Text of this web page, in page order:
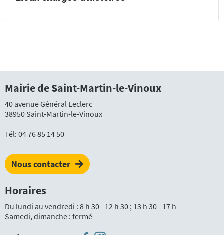
Mairie de Saint-Martin-le-Vinoux
40 avenue Général Leclerc
38950 Saint-Martin-le-Vinoux
Tél: 04 76 85 14 50
Nous contacter
Horaires
Du lundi au vendredi : 8 h 30 - 12 h 30 ; 13 h 30 - 17 h
Samedi, dimanche : fermé